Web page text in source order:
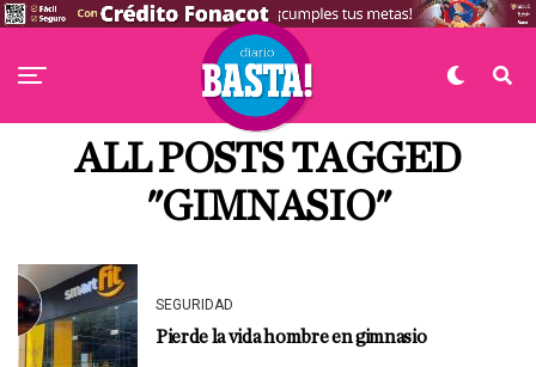
ALL POSTS TAGGED
"GIMNASIO"
SEGURIDAD
Pierde la vida hombre en gimnasio